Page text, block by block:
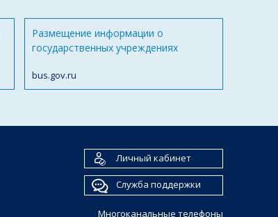
Размещение информации о
государственных учреждениях
bus.gov.ru
Личный кабинет
Служба поддержки
Многоканальные телефоны